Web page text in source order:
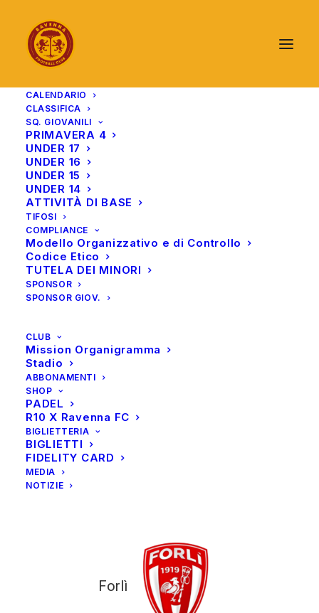
CALENDARIO
CLASSIFICA
SQ. GIOVANILI
PRIMAVERA 4
UNDER 17
UNDER 16
UNDER 15
UNDER 14
ATTIVITÀ DI BASE
TIFOSI
COMPLIANCE
Modello Organizzativo e di Controllo
Codice Etico
TUTELA DEI MINORI
SPONSOR
SPONSOR GIOV.
CLUB
Mission Organigramma
Stadio
ABBONAMENTI
SHOP
PADEL
R10 X Ravenna FC
BIGLIETTERIA
BIGLIETTI
FIDELITY CARD
MEDIA
NOTIZIE
Forlì